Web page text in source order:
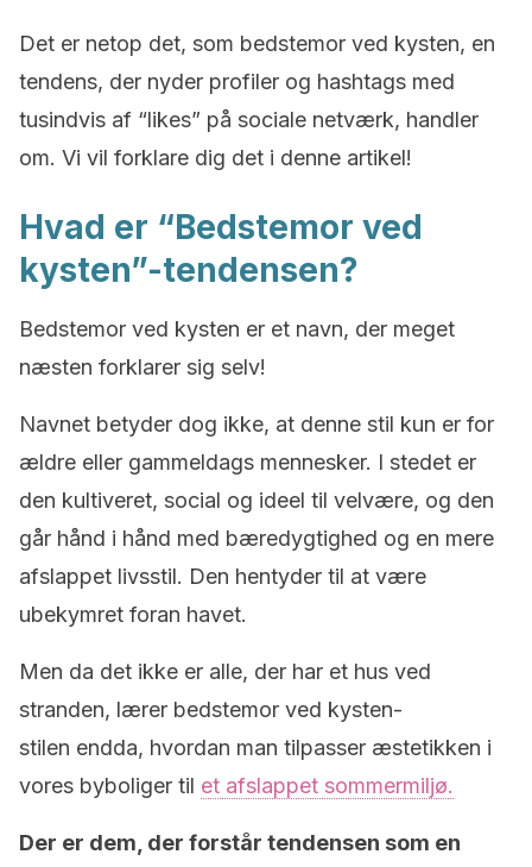
Det er netop det, som bedstemor ved kysten, en
tendens, der nyder profiler og hashtags med
tusindvis af “likes” på sociale netværk, handler
om. Vi vil forklare dig det i denne artikel!
Hvad er “Bedstemor ved
kysten”-tendensen?
Bedstemor ved kysten er et navn, der meget
næsten forklarer sig selv!
Navnet betyder dog ikke, at denne stil kun er for
ældre eller gammeldags mennesker. I stedet er
den kultiveret, social og ideel til velvære, og den
går hånd i hånd med bæredygtighed og en mere
afslappet livsstil. Den hentyder til at være
ubekymret foran havet.
Men da det ikke er alle, der har et hus ved
stranden, lærer bedstemor ved kysten-
stilen endda, hvordan man tilpasser æstetikken i
vores byboliger til et afslappet sommermiljø.
Der er dem, der forstår tendensen som en